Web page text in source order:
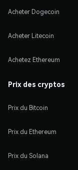
Acheter Dogecoin
Acheter Litecoin
Achetez Ethereum
Prix des cryptos
Prix du Bitcoin
Prix du Ethereum
Prix du Solana